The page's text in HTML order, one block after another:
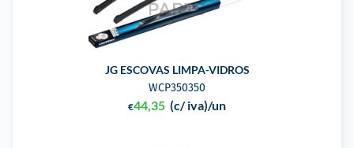
JG ESCOVAS LIMPA-VIDROS
WCP350350
€44,35 (c/ iva)/un